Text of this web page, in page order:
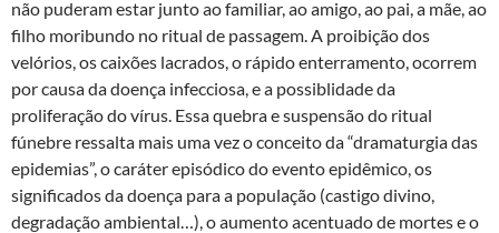
não puderam estar junto ao familiar, ao amigo, ao pai, a mãe, ao
filho moribundo no ritual de passagem. A proibição dos
velórios, os caixões lacrados, o rápido enterramento, ocorrem
por causa da doença infecciosa, e a possiblidade da
proliferação do vírus. Essa quebra e suspensão do ritual
fúnebre ressalta mais uma vez o conceito da “dramaturgia das
epidemias”, o caráter episódico do evento epidêmico, os
significados da doença para a população (castigo divino,
degradação ambiental…), o aumento acentuado de mortes e o